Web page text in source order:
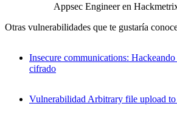
Appsec Engineer en
Otras vulnerabilidades que te gustaría
Insecure communications:
cifrado
Vulnerabilidad Arbitrary file upload